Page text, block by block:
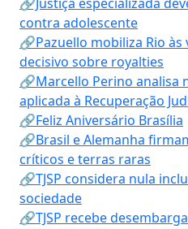
contra adolescente
🔗Pazuello mobiliza Rio
decisivo sobre royalties
🔗Marcello Perino analisa
aplicada à Recuperação
🔗Feliz Aniversário Brasília
🔗Brasil e Alemanha
críticos e terras raras
🔗TJSP considera nula
sociedade
🔗TJSP recebe